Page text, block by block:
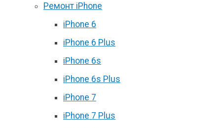
Ремонт iPhone
iPhone 6
iPhone 6 Plus
iPhone 6s
iPhone 6s Plus
iPhone 7
iPhone 7 Plus